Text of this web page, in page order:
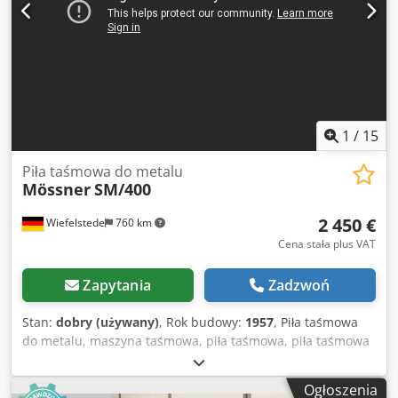
1 / 15
Wiefelstede 760 km
Piła taśmowa do metalu
MössnerSM/400
2 450 €
Cena stała plus VAT
Zapytania Zadzwoń
Stan: dobry (używany), Rok budowy: 1957, Piła taśmowa
do metalu, maszyna taśmowa, piła taśmowa, piła taśmowa
pionowa - Producent: Mössner Rekord, piła taśmowa
pionowa typ SM/400 z urządzeniem do zgrzewania taśmy -
Ogłoszenia